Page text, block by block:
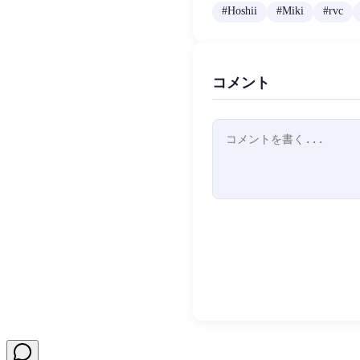
#Hoshii #Miki #rvc
コメント